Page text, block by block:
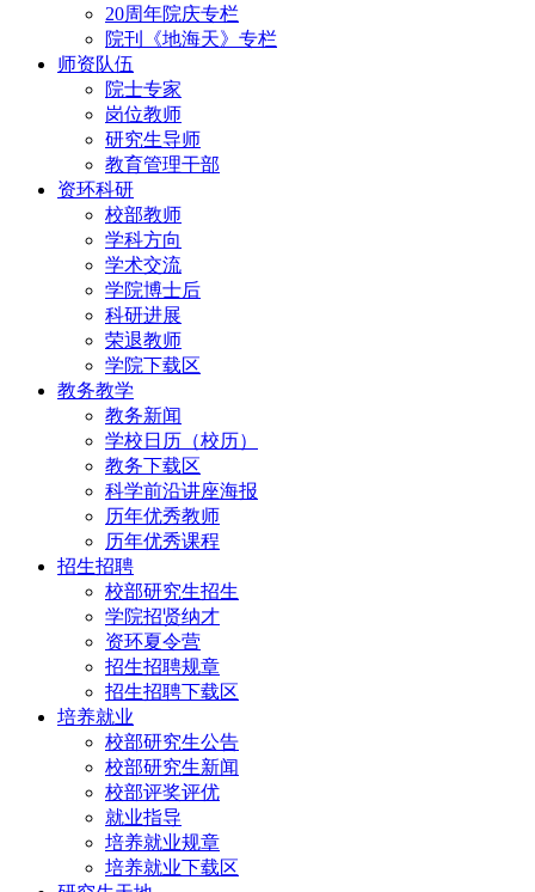
20周年院庆专栏
院刊《地海天》专栏
师资队伍
院士专家
岗位教师
研究生导师
教育管理干部
资环科研
校部教师
学科方向
学术交流
学院博士后
科研进展
荣退教师
学院下载区
教务教学
教务新闻
学校日历（校历）
教务下载区
科学前沿讲座海报
历年优秀教师
历年优秀课程
招生招聘
校部研究生招生
学院招贤纳才
资环夏令营
招生招聘规章
招生招聘下载区
培养就业
校部研究生公告
校部研究生新闻
校部评奖评优
就业指导
培养就业规章
培养就业下载区